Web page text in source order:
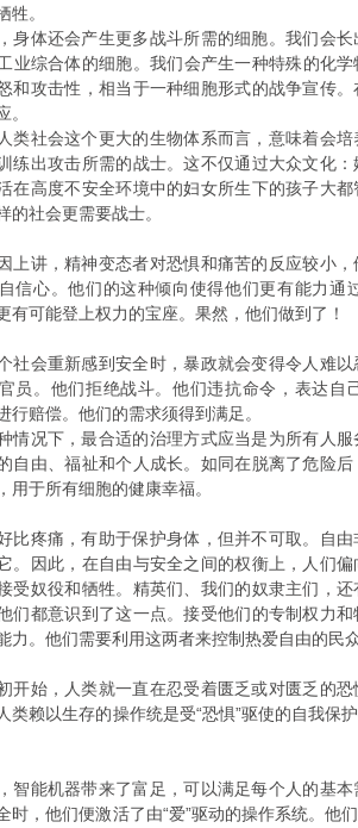
牲。
体还会产生更多战斗所需的细胞。我们会长
业综合体的细胞。我们会产生一种特殊的化
和攻击性，相当于一种细胞形式的战争宣传
。
社会这个更大的生物体系而言，意味着会培
练出攻击所需的战士。这不仅通过大众文化
在高度不安全环境中的妇女所生下的孩子大
的社会更需要战士。
讲，精神变态者对恐惧和痛苦的反应较小，
信心。他们的这种倾向使得他们更有能力通
有可能登上权力的宝座。果然，他们做到了！
会重新感到安全时，暴政就会变得令人难以
员。他们拒绝战斗。他们违抗命令，表达自
行赔偿。他们的需求须得到满足。
况下，最合适的治理方式应当是为所有人服
自由、福祉和个人成长。如同在脱离了危险
用于所有细胞的健康幸福。
疼痛，有助于保护身体，但并不可取。自由
。因此，在自由与安全之间的权衡上，人们
受奴役和牺牲。精英们、我们的奴隶主们，
们都意识到了这一点。接受他们的专制权力
力。他们需要利用这两者来控制热爱自由的民众
始，人类就一直在忍受着匮乏或对匮乏的恐
类赖以生存的操作统是受“恐惧”驱使的自我保
能机器带来了富足，可以满足每个人的基本
时，他们便激活了由“爱”驱动的操作系统。他